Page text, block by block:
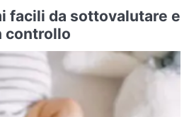
facili da sottovalutare e
controllo